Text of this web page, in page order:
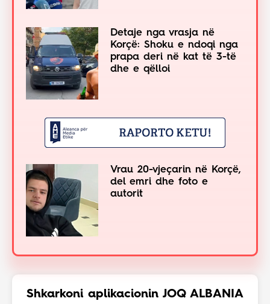
Detaje nga vrasja në
Korçë: Shoku e ndoqi nga
prapa deri në kat të 3-të
dhe e qëlloi
Vrau 20-vjeçarin në Korçë,
del emri dhe foto e
autorit
Shkarkoni aplikacionin JOQ ALBANIA